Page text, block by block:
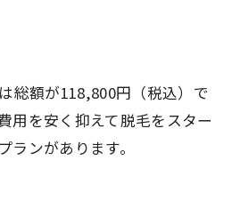
総額が118,800円（税込）で
用を安く抑えて脱毛をスター
ランがあります。